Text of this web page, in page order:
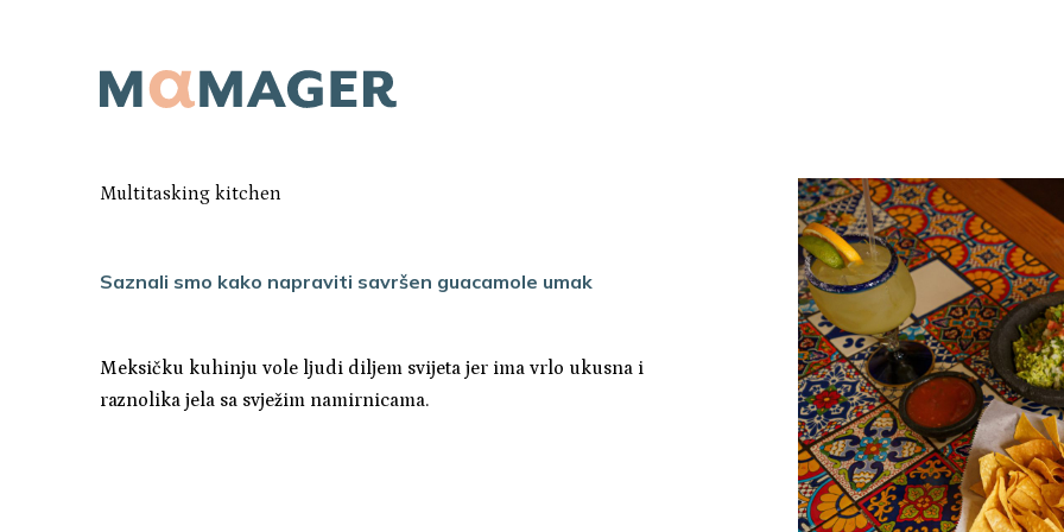
Multitasking kitchen
Saznali smo kako napraviti savršen guacamole umak
Meksičku kuhinju vole ljudi diljem svijeta jer ima vrlo ukusna i
raznolika jela sa svježim namirnicama.